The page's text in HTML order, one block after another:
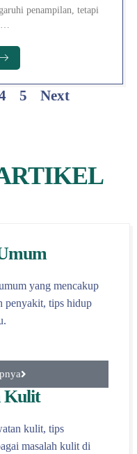
penampilan, tetapi
…
5 Next
yang mencakup
penyakit, tips hidup
Kulit
kulit, tips
masalah kulit di